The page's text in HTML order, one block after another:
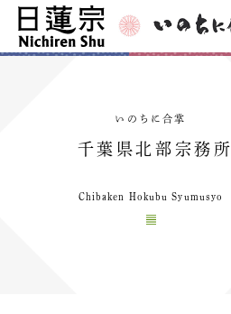
いのちに合掌
千葉県北部宗務所
Chibaken Hokubu Syumusyo